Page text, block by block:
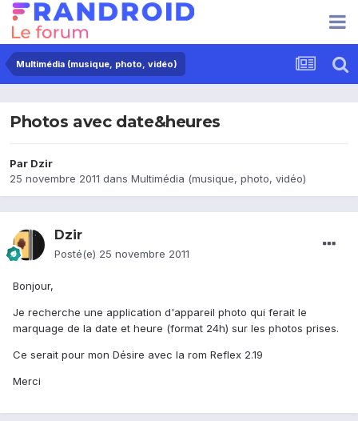
Multimédia (musique, photo, vidéo)
Photos avec date&heures
Par Dzir
25 novembre 2011 dans Multimédia (musique, photo, vidéo)
Dzir
Posté(e) 25 novembre 2011
Bonjour,
Je recherche une application d'appareil photo qui ferait le
marquage de la date et heure (format 24h) sur les photos prises.
Ce serait pour mon Désire avec la rom Reflex 2.19
Merci